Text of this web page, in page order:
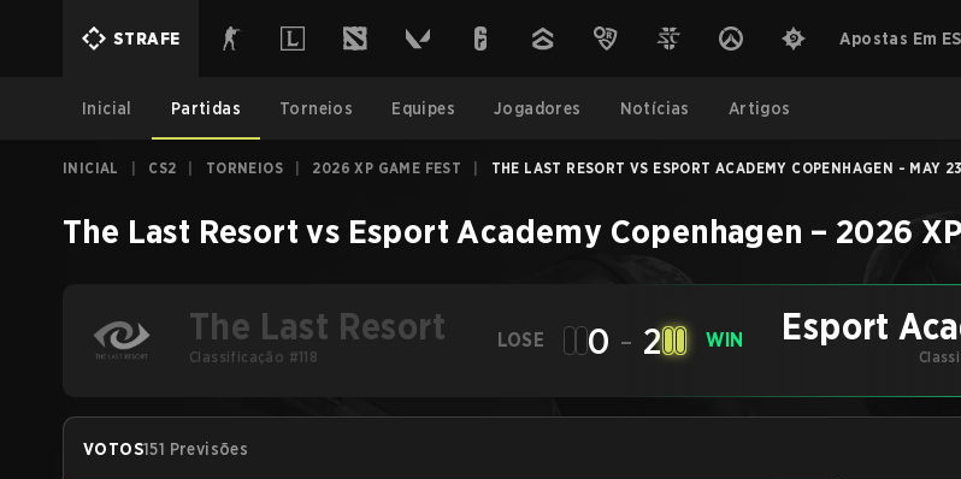
STRAFE Apostas Em
Inicial Partidas Torneios Equipes Jogadores Notícias Artigos
INICIAL CS2 TORNEIOS 2026 XP GAME FEST THE LAST RESORT VS ESPORT ACADEMY COPENHAGEN - MAY
The Last Resort vs Esport Academy Copenhagen – 2026
The Last Resort
Classificação #118
LOSE 0 - 2 WIN
Esport
VOTOS151 Previsões